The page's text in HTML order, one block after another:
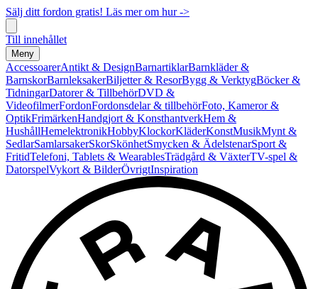
Sälj ditt fordon gratis! Läs mer om hur ->
Till innehållet
Meny
AccessoarerAntikt & DesignBarnartiklarBarnkläder &
BarnskorBarnleksakerBiljetter & ResorBygg & VerktygBöcker &
TidningarDatorer & TillbehörDVD &
VideofilmerFordonFordonsdelar & tillbehörFoto, Kameror &
OptikFrimärkenHandgjort & KonsthantverkHem &
HushållHemelektronikHobbyKlockorKläderKonstMusikMynt &
SedlarSamlarsakerSkorSkönhetSmycken & ÄdelstenarSport &
FritidTelefoni, Tablets & WearablesTrädgård & VäxterTV-spel &
DatorspelVykort & BilderÖvrigtInspiration